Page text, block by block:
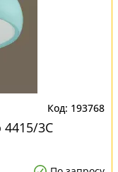
193768
3C